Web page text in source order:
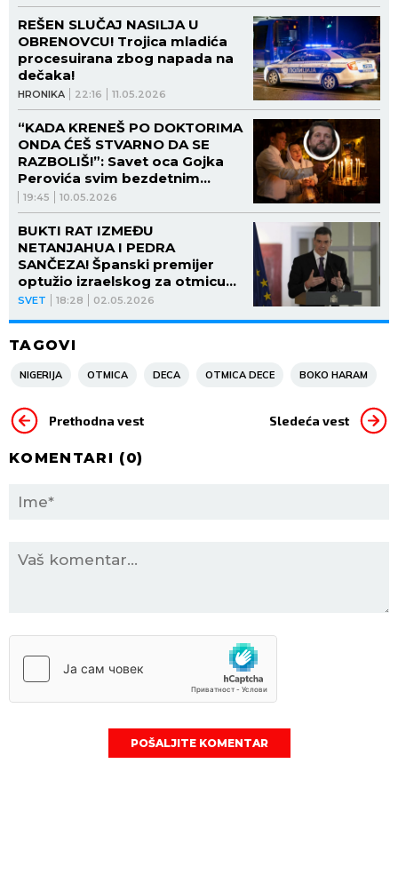
HRONIKA 22:16 11.05.2026
REŠEN SLUČAJ NASILJA U
OBRENOVCU! Trojica mladića
procesuirana zbog napada na
dečaka!
19:45 10.05.2026
“KADA KRENEŠ PO DOKTORIMA
ONDA ĆEŠ STVARNO DA SE
RAZBOLIŠ!”: Savet oca Gojka
Perovića svim bezdetnim
parovima koji se bore da
dobiju decu
SVET 18:28 02.05.2026
BUKTI RAT IZMEĐU
NETANJAHUA I PEDRA
SANČEZA! Španski premijer
optužio izraelskog za otmicu
flotile!
TAGOVI
NIGERIJA OTMICA DECA OTMICA DECE BOKO HARAM
Prethodna vest Sledeća vest
KOMENTARI (0)
POŠALJITE KOMENTAR